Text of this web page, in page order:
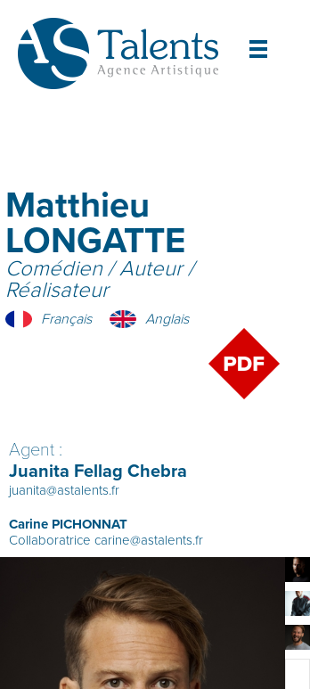
Matthieu
LONGATTE
Comédien / Auteur /
Réalisateur
Français Anglais
Agent :
Juanita Fellag Chebra
juanita@astalents.fr
Carine PICHONNAT
Collaboratrice carine@astalents.fr